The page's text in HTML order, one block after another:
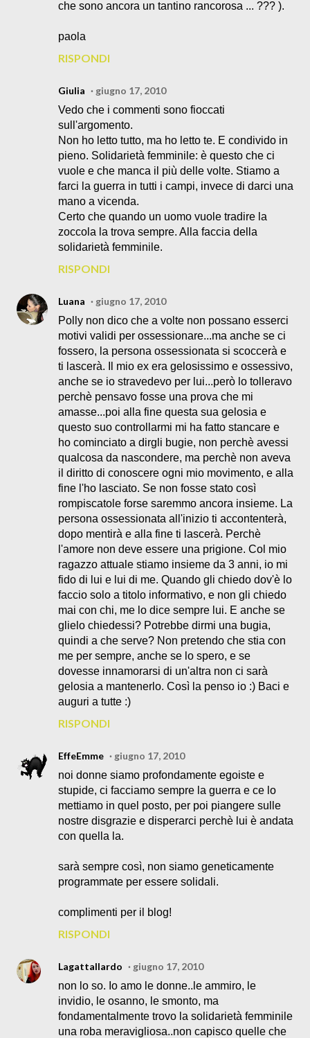
che sono ancora un tantino rancorosa ... ??? ).
paola
RISPONDI
Giulia
giugno 17, 2010
Vedo che i commenti sono fioccati
sull'argomento.
Non ho letto tutto, ma ho letto te. E condivido in
pieno. Solidarietà femminile: è questo che ci
vuole e che manca il più delle volte. Stiamo a
farci la guerra in tutti i campi, invece di darci una
mano a vicenda.
Certo che quando un uomo vuole tradire la
zoccola la trova sempre. Alla faccia della
solidarietà femminile.
RISPONDI
Luana
giugno 17, 2010
Polly non dico che a volte non possano esserci
motivi validi per ossessionare...ma anche se ci
fossero, la persona ossessionata si scoccerà e
ti lascerà. Il mio ex era gelosissimo e ossessivo,
anche se io stravedevo per lui...però lo tolleravo
perchè pensavo fosse una prova che mi
amasse...poi alla fine questa sua gelosia e
questo suo controllarmi mi ha fatto stancare e
ho cominciato a dirgli bugie, non perchè avessi
qualcosa da nascondere, ma perchè non aveva
il diritto di conoscere ogni mio movimento, e alla
fine l'ho lasciato. Se non fosse stato così
rompiscatole forse saremmo ancora insieme. La
persona ossessionata all'inizio ti accontenterà,
dopo mentirà e alla fine ti lascerà. Perchè
l'amore non deve essere una prigione. Col mio
ragazzo attuale stiamo insieme da 3 anni, io mi
fido di lui e lui di me. Quando gli chiedo dov'è lo
faccio solo a titolo informativo, e non gli chiedo
mai con chi, me lo dice sempre lui. E anche se
glielo chiedessi? Potrebbe dirmi una bugia,
quindi a che serve? Non pretendo che stia con
me per sempre, anche se lo spero, e se
dovesse innamorarsi di un'altra non ci sarà
gelosia a mantenerlo. Così la penso io :) Baci e
auguri a tutte :)
RISPONDI
EffeEmme
giugno 17, 2010
noi donne siamo profondamente egoiste e
stupide, ci facciamo sempre la guerra e ce lo
mettiamo in quel posto, per poi piangere sulle
nostre disgrazie e disperarci perchè lui è andata
con quella la.
sarà sempre così, non siamo geneticamente
programmate per essere solidali.
complimenti per il blog!
RISPONDI
Lagattallardo
giugno 17, 2010
non lo so. Io amo le donne..le ammiro, le
invidio, le osanno, le smonto, ma
fondamentalmente trovo la solidarietà femminile
una roba meravigliosa..non capisco quelle che